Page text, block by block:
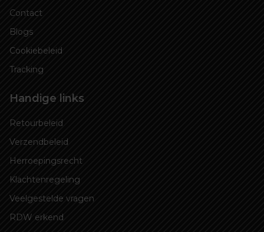
Contact
Blogs
Cookiebeleid
Tracking
Handige links
Retourbeleid
Verzendbeleid
Herroepingsrecht
Klachtenregeling
Veelgestelde vragen
RDW erkend